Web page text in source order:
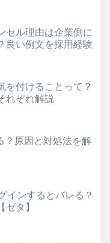
セル理由は企業側に
良い例文を採用経験
を付けることって？
れぞれ解説
？原因と対処法を解
インするとバレる？
ゼタ】